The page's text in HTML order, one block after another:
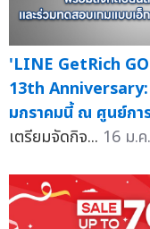
'LINE GetRich
13th
มกราคมนี้ ณ ศูนย์กา
เตรียมจัดกิจ... 16 ม.ค.